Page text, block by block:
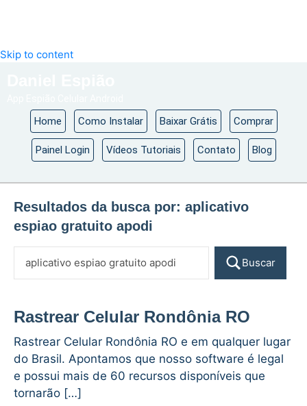
Skip to content
Home Como Instalar Baixar Grátis Comprar
Painel Login Vídeos Tutoriais Contato Blog
Resultados da busca por: aplicativo
espiao gratuito apodi
Buscar
Rastrear Celular Rondônia RO
Rastrear Celular Rondônia RO e em qualquer lugar
do Brasil. Apontamos que nosso software é legal
e possui mais de 60 recursos disponíveis que
tornarão […]